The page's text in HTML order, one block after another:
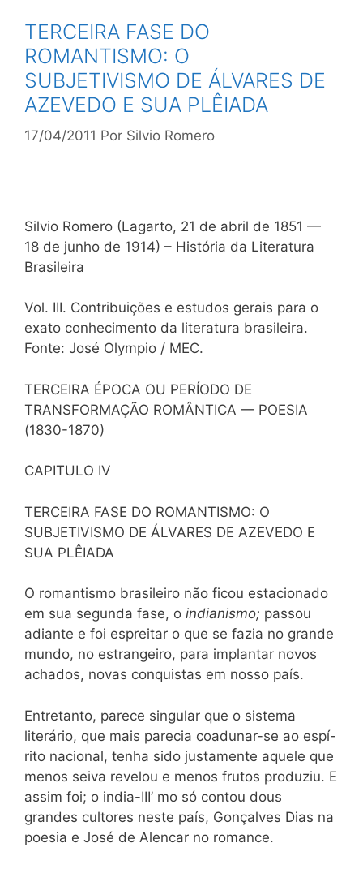
TERCEIRA FASE DO
ROMANTISMO: O
SUBJETIVISMO DE ÁLVARES DE
AZEVEDO E SUA PLÊIADA
17/04/2011 Por Silvio Romero
Silvio Romero (Lagarto, 21 de abril de 1851 —
18 de junho de 1914) – História da Literatura
Brasileira
Vol. III. Contribuições e estudos gerais para o
exato conhecimento da literatura brasileira.
Fonte: José Olympio / MEC.
TERCEIRA ÉPOCA OU PERÍODO DE
TRANSFORMAÇÃO ROMÂNTICA — POESIA
(1830-1870)
CAPITULO IV
TERCEIRA FASE DO ROMANTISMO: O
SUBJETIVISMO DE ÁLVARES DE AZEVEDO E
SUA PLÊIADA
O romantismo brasileiro não ficou estacionado
em sua segunda fase, o indianismo; passou
adiante e foi espreitar o que se fazia no grande
mundo, no estrangeiro, para implantar novos
achados, novas conquistas em nosso país.
Entretanto, parece singular que o sistema
literário, que mais parecia coadunar-se ao espí-
rito nacional, tenha sido justamente aquele que
menos seiva revelou e menos frutos produziu. E
assim foi; o india-III’ mo só contou dous
grandes cultores neste país, Gonçalves Dias na
poesia e José de Alencar no romance.